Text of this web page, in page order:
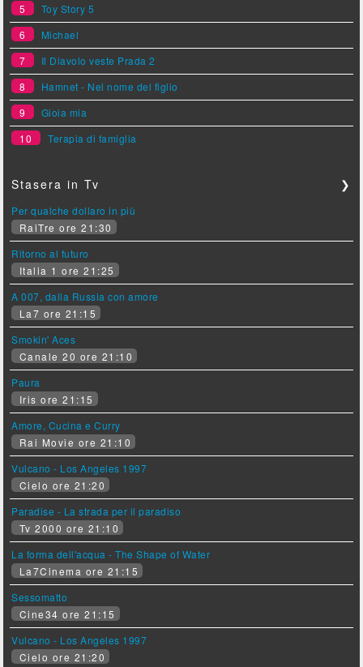
5
Toy Story 5
6
Michael
7
Il Diavolo veste Prada 2
8
Hamnet - Nel nome del figlio
9
Gioia mia
10
Terapia di famiglia
Stasera in Tv ❯
Per qualche dollaro in più
RaiTre ore 21:30
Ritorno al futuro
Italia 1 ore 21:25
A 007, dalla Russia con amore
La7 ore 21:15
Smokin' Aces
Canale 20 ore 21:10
Paura
Iris ore 21:15
Amore, Cucina e Curry
Rai Movie ore 21:10
Vulcano - Los Angeles 1997
Cielo ore 21:20
Paradise - La strada per il paradiso
Tv 2000 ore 21:10
La forma dell'acqua - The Shape of Water
La7Cinema ore 21:15
Sessomatto
Cine34 ore 21:15
Vulcano - Los Angeles 1997
Cielo ore 21:20